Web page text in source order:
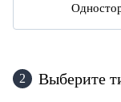
2 Выберите